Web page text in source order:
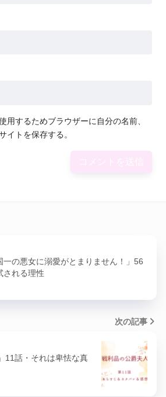
用するためブラウザーに自分の名前、
イトを保存する。
一の悪女に溺愛がとまりません！」56
される理性
次の記事
11話・それは卑怯な真